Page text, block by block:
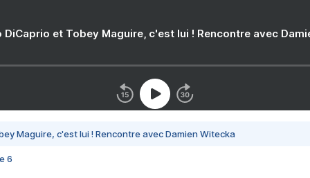
DiCaprio et Tobey Maguire, c'est lui ! Rencontre avec
Maguire, c'est lui ! Rencontre avec Damien Witecka
6